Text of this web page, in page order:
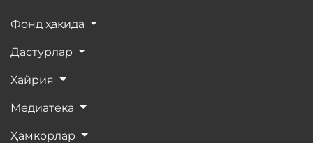
Фонд ҳақида
Дастурлар
Хайрия
Медиатека
Ҳамкорлар